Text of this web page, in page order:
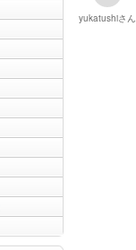
yukatushiさん